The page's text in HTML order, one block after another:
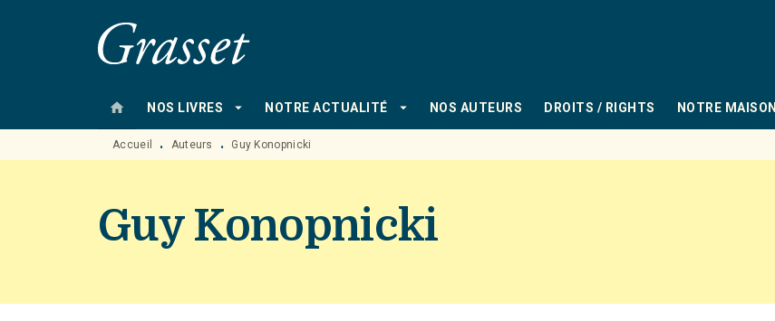
MENU RECHERCHE
home NOS LIVRES arrow_drop_down NOTRE ACTUALITÉ arrow_drop_down NOS AUTEURS DROITS / RIGHTS NOTRE MAISON
Accueil • Auteurs • Guy Konopnicki
Guy Konopnicki